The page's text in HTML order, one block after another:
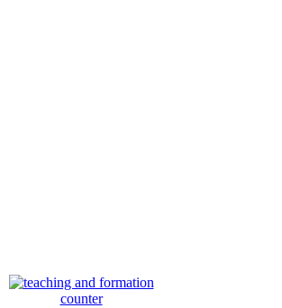
counter